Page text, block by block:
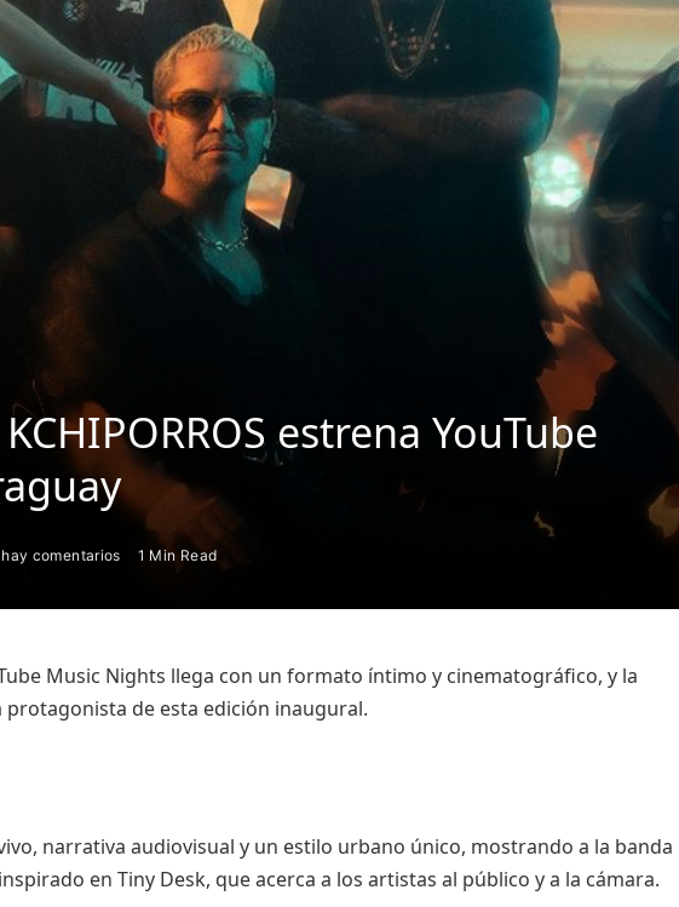
estrena YouTube
comentarios 1 Min Read
Music Nights llega con un formato íntimo y cinematográfico, y la
protagonista de esta edición inaugural.
narrativa audiovisual y un estilo urbano único, mostrando a la banda
en Tiny Desk, que acerca a los artistas al público y a la cámara.